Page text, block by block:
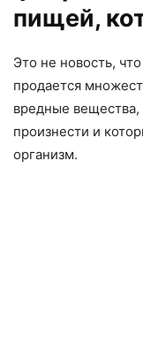
пищей,
Это не новость,
продается
вредные
произнести и
организм.